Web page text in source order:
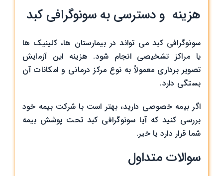
هزینه و دسترسی به سونوگرافی کبد
سونوگرافی کبد می ‌تواند در بیمارستان ‌ها، کلینیک‌ ها
یا مراکز تشخیصی انجام شود. هزینه این آزمایش
تصویر برداری معمولاً به نوع مرکز درمانی و امکانات آن
بستگی دارد.
اگر بیمه خصوصی دارید، بهتر است با شرکت بیمه خود
بررسی کنید که آیا سونوگرافی کبد تحت پوشش بیمه
شما قرار دارد یا خیر.
سوالات متداول